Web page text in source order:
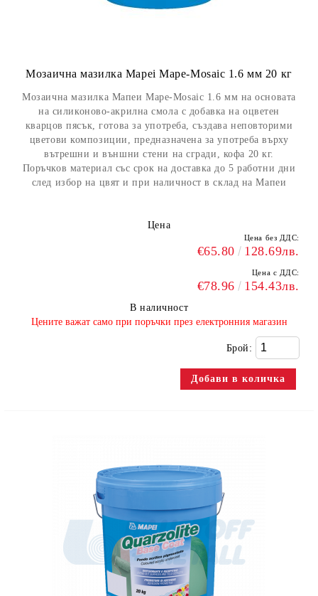
Мозаична мазилка Mapei Mape-Mosaic 1.6 мм 20 кг
Мозаична мазилка Мапеи Mape-Mosaic 1.6 мм на основата
на силиконово-акрилна смола с добавка на оцветен
кварцов пясък, готова за употреба, създава неповторими
цветови композиции, предназначена за употреба върху
вътрешни и външни стени на сгради, кофа 20 кг.
Поръчков материал със срок на доставка до 5 работни дни
след избор на цвят и при наличност в склад на Мапеи
Цена
Цена без ДДС:
€65.80 128.69лв.
Цена с ДДС:
€78.96 154.43лв.
В наличност
​Цените важат само при поръчки през електронния магазин
Брой: